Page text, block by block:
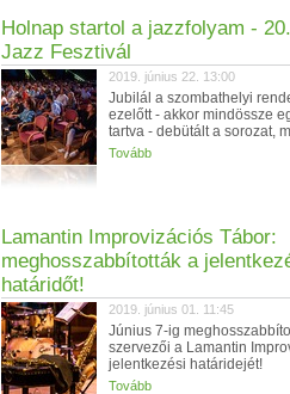
Holnap startol a jazzfolyam -
Jazz Fesztivál
2019. június 22. 13:00
Jubilál a szombathelyi
ezelőtt - akkor mindössze
tartva - debütált a sorozat,
Tovább
Lamantin Improvizációs Tábor:
meghosszabbították a
határidőt!
2019. június 01. 11:45
Június 7-ig
szervezői a Lamantin
jelentkezési határidejét!
Tovább